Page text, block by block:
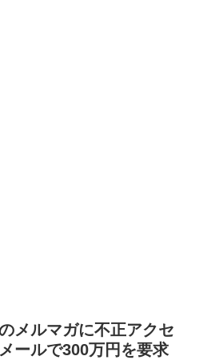
メルマガに不正アクセ
ールで300万円を要求